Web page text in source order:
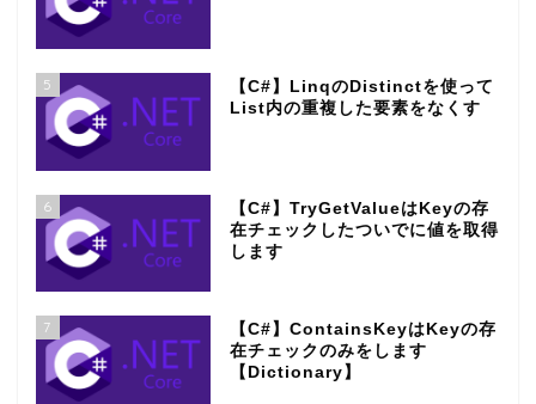
5
【C#】LinqのDistinctを使って
List内の重複した要素をなくす
6
【C#】TryGetValueはKeyの存
在チェックしたついでに値を取得
します
7
【C#】ContainsKeyはKeyの存
在チェックのみをします
【Dictionary】